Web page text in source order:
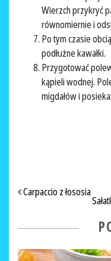
Wierzch przykryć
równomiernie i
Po tym czasie
podłużne kawałki.
Przygotować
kąpieli wodnej.
migdałów i
Carpaccio z łososia